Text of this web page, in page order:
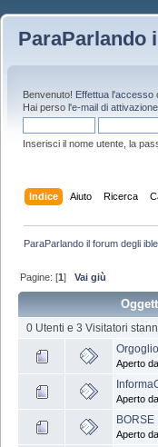
ParaParlando
Benvenuto! Effettua l'accesso
Hai perso l'e-mail di attivazione
Inserisci il nome utente, la
Indice Aiuto Ricerca
ParaParlando il forum degli
Pagine: [1]Vai giù
0 Utenti e 3 Visitatori
Aperto da
Aperto da
BORSE
Aperto da